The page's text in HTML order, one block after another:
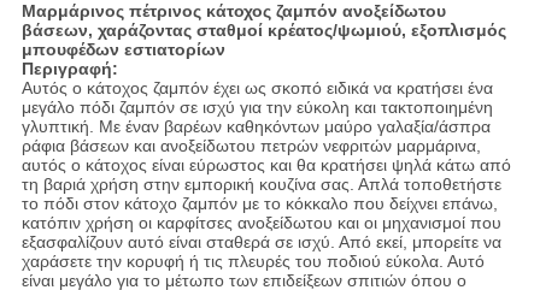
Μαρμάρινος πέτρινος κάτοχος ζαμπόν ανοξείδωτου
βάσεων, χαράζοντας σταθμοί κρέατος/ψωμιού, εξοπλισμός
μπουφέδων εστιατορίων
Περιγραφή:
Αυτός ο κάτοχος ζαμπόν έχει ως σκοπό ειδικά να κρατήσει ένα
μεγάλο πόδι ζαμπόν σε ισχύ για την εύκολη και τακτοποιημένη
γλυπτική. Με έναν βαρέων καθηκόντων μαύρο γαλαξία/άσπρα
ράφια βάσεων και ανοξείδωτου πετρών νεφριτών μαρμάρινα,
αυτός ο κάτοχος είναι εύρωστος και θα κρατήσει ψηλά κάτω από
τη βαριά χρήση στην εμπορική κουζίνα σας. Απλά τοποθετήστε
το πόδι στον κάτοχο ζαμπόν με το κόκκαλο που δείχνει επάνω,
κατόπιν χρήση οι καρφίτσες ανοξείδωτου και οι μηχανισμοί που
εξασφαλίζουν αυτό είναι σταθερά σε ισχύ. Από εκεί, μπορείτε να
χαράσετε την κορυφή ή τις πλευρές του ποδιού εύκολα. Αυτό
είναι μεγάλο για το μέτωπο των επιδείξεων σπιτιών όπου ο